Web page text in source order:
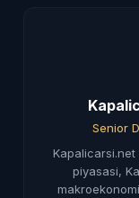
Senior
piyasasi,